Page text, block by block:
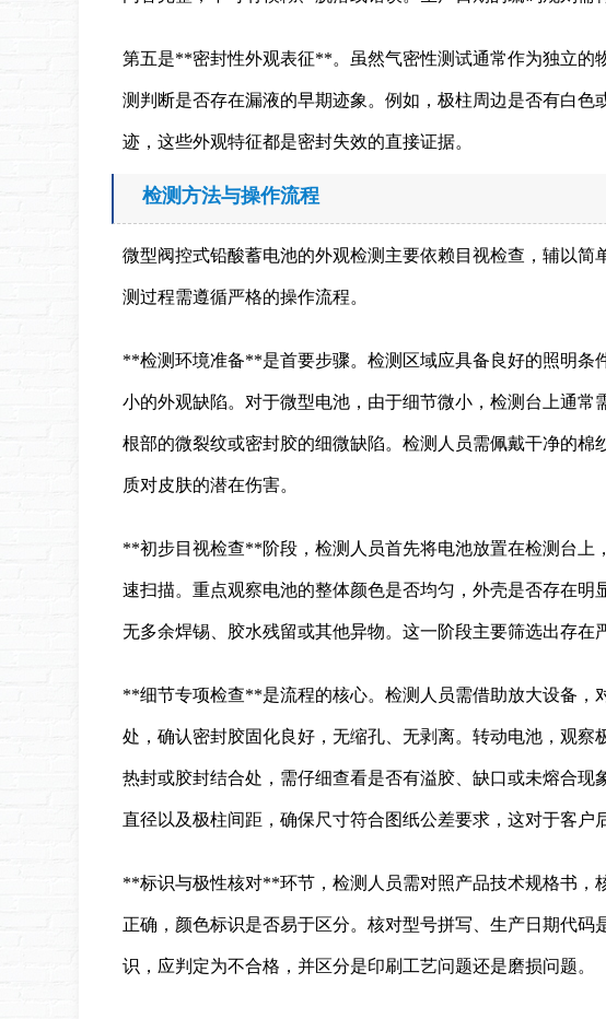
第五是**密封性外观表征**。虽然气密性测试通常作为独立的
测判断是否存在漏液的早期迹象。例如，极柱周边是否有白
迹，这些外观特征都是密封失效的直接证据。
检测方法与操作流程
微型阀控式铅酸蓄电池的外观检测主要依赖目视检查，辅以
测过程需遵循严格的操作流程。
**检测环境准备**是首要步骤。检测区域应具备良好的照明条
小的外观缺陷。对于微型电池，由于细节微小，检测台上通
根部的微裂纹或密封胶的细微缺陷。检测人员需佩戴干净的
质对皮肤的潜在伤害。
**初步目视检查**阶段，检测人员首先将电池放置在检测台上
速扫描。重点观察电池的整体颜色是否均匀，外壳是否存在
无多余焊锡、胶水残留或其他异物。这一阶段主要筛选出存在
**细节专项检查**是流程的核心。检测人员需借助放大设备，
处，确认密封胶固化良好，无缩孔、无剥离。转动电池，观
热封或胶封结合处，需仔细查看是否有溢胶、缺口或未熔合现
直径以及极柱间距，确保尺寸符合图纸公差要求，这对于客户
**标识与极性核对**环节，检测人员需对照产品技术规格书，
正确，颜色标识是否易于区分。核对型号拼写、生产日期代
识，应判定为不合格，并区分是印刷工艺问题还是磨损问题。